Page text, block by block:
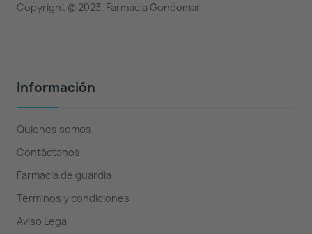
Copyright © 2023. Farmacia Gondomar
Información
Quienes somos
Contáctanos
Farmacia de guardia
Terminos y condiciones
Aviso Legal